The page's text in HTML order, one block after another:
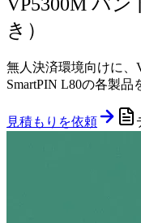
き）
無人決済環境向けに、
SmartPIN L80の各製品
見積もりを依頼